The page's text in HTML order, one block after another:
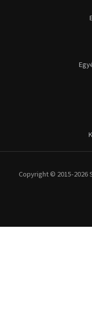
Copyright © 2015-2026